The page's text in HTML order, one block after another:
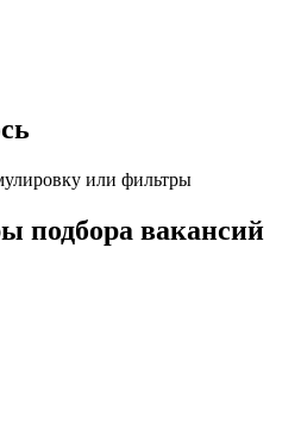
или фильтры
подбора вакансий